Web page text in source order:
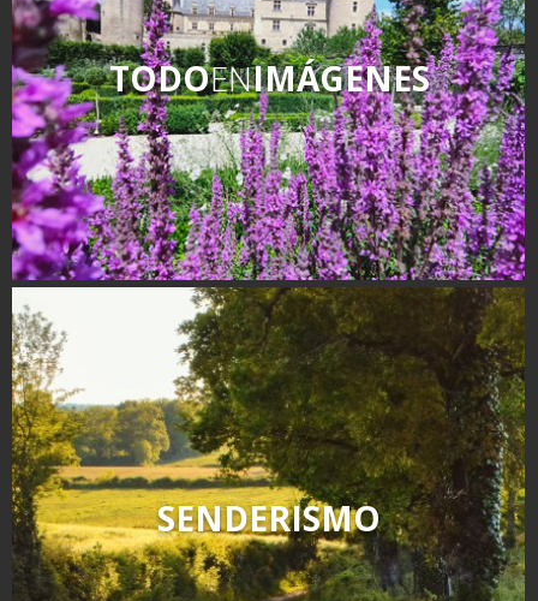
TODOENIMÁGENES
SENDERISMO